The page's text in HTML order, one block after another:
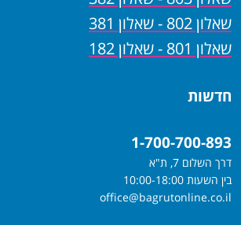
שאלון 802 - שאלון 381
שאלון 801 - שאלון 182
חדשות
1-700-700-893
דרך השלום 7, ת"א
בין השעות 10:00-18:00
office@bagrutonline.co.il